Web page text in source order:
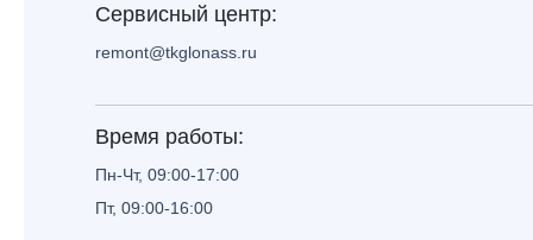
Сервисный центр:
remont@tkglonass.ru
Время работы:
Пн-Чт, 09:00-17:00
Пт, 09:00-16:00